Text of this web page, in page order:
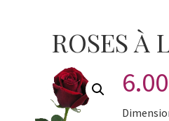
ROSES À
6.00